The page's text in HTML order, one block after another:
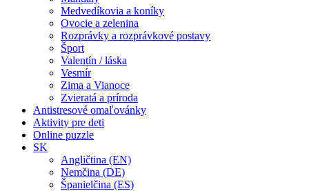
Medvedíkovia a koníky
Ovocie a zelenina
Rozprávky a rozprávkové postavy
Šport
Valentín / láska
Vesmír
Zima a Vianoce
Zvieratá a príroda
Antistresové omaľovánky
Aktivity pre deti
Online puzzle
SK
Angličtina (EN)
Nemčina (DE)
Španielčina (ES)